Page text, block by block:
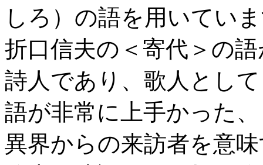
しろ）の語を用いてい
折口信夫の＜寄代＞の
詩人であり、歌人とし
語が非常に上手かった
異界からの来訪者を意